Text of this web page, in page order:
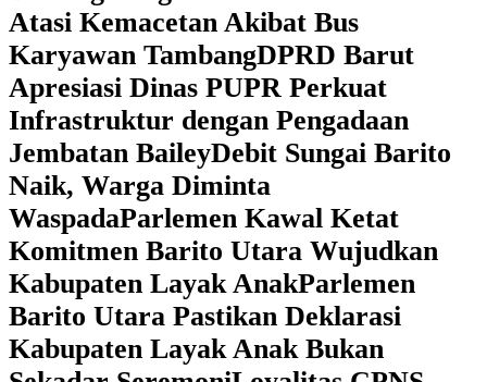
Atasi Kemacetan Akibat Bus
Karyawan TambangDPRD Barut
Apresiasi Dinas PUPR Perkuat
Infrastruktur dengan Pengadaan
Jembatan BaileyDebit Sungai Barito
Naik, Warga Diminta
WaspadaParlemen Kawal Ketat
Komitmen Barito Utara Wujudkan
Kabupaten Layak AnakParlemen
Barito Utara Pastikan Deklarasi
Kabupaten Layak Anak Bukan